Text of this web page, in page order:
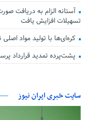
تسهیلات افزایش یافت
کره‌ای‌ها با تولید مواد اصلی
پشت‌پرده تمدید قرارداد
سایت خبری ایران نیوز